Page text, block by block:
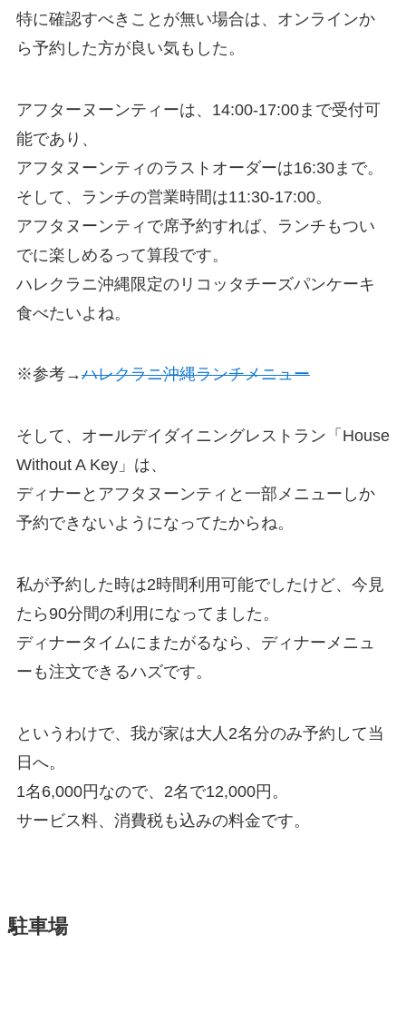
特に確認すべきことが無い場合は、オンラインか
ら予約した方が良い気もした。
アフターヌーンティーは、14:00-17:00まで受付可
能であり、
アフタヌーンティのラストオーダーは16:30まで。
そして、ランチの営業時間は11:30-17:00。
アフタヌーンティで席予約すれば、ランチもつい
でに楽しめるって算段です。
ハレクラニ沖縄限定のリコッタチーズパンケーキ
食べたいよね。
※参考→ハレクラニ沖縄ランチメニュー
そして、オールデイダイニングレストラン「House
Without A Key」は、
ディナーとアフタヌーンティと一部メニューしか
予約できないようになってたからね。
私が予約した時は2時間利用可能でしたけど、今見
たら90分間の利用になってました。
ディナータイムにまたがるなら、ディナーメニュ
ーも注文できるハズです。
というわけで、我が家は大人2名分のみ予約して当
日へ。
1名6,000円なので、2名で12,000円。
サービス料、消費税も込みの料金です。
駐車場